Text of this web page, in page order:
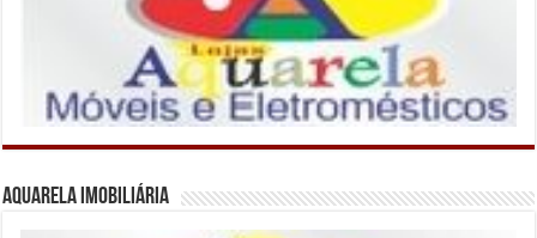
Aquarela Imobiliária